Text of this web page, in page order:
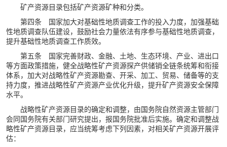
矿产资源目录包括矿产资源矿种和分类。
第四条 国家加大对基础性地质调查工作的投入力度，加强基础
性地质调查队伍建设，鼓励社会力量依法有序参与基础性地质调查，
提升基础性地质调查工作质效。
第五条 国家完善财政、金融、土地、生态环境、产业、进出口
等方面政策措施，健全战略性矿产资源探产供储销全链条统筹和衔接
体系，加大对战略性矿产资源勘查、开采、加工、贸易、储备等的支
持力度，推进战略性矿产资源产业优化升级，提升矿产资源安全保障
水平。
战略性矿产资源目录的确定和调整，由国务院自然资源主管部门
会同国务院有关部门研究提出，报国务院批准后实施。确定和调整战
略性矿产资源目录，应当统筹考虑下列因素，对相关矿产资源开展评
估：